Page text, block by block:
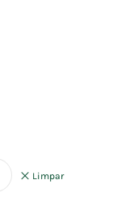
Limpar